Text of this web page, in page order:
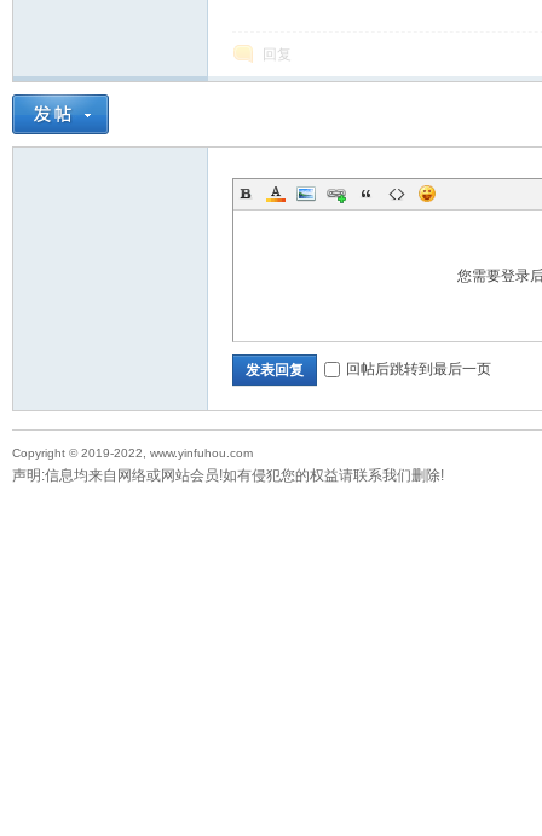
回复
您需要登录
发表回复 回帖后跳转到最后一页
Copyright © 2019-2022, www.yinfuhou.com
声明:信息均来自网络或网站会员!如有侵犯您的权益请联系我们删除!